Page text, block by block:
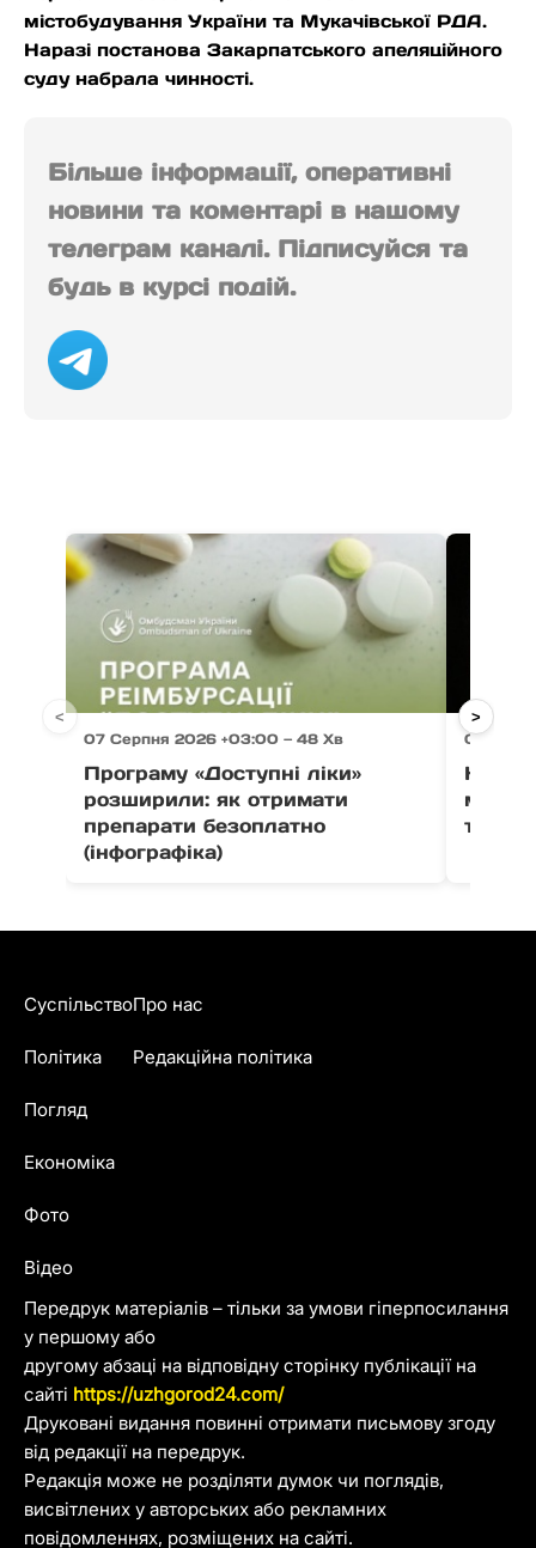
містобудування України та Мукачівської РДА.
Наразі постанова Закарпатського апеляційного
суду набрала чинності.
Більше інформації, оперативні
новини та коментарі в нашому
телеграм каналі. Підписуйся та
будь в курсі подій.
07 Серпня 2026 +03:00 — 48 Хв
Програму «Доступні ліки»
розширили: як отримати
препарати безоплатно
(інфографіка)
07
На
< >
Передрук матеріалів – тільки за умови гіперпосилання
у першому або
другому абзаці на відповідну сторінку публікації на
сайті https://uzhgorod24.com/
Друковані видання повинні отримати письмову згоду
від редакції на передрук.
Редакція може не розділяти думок чи поглядів,
висвітлених у авторських або рекламних
повідомленнях, розміщених на сайті.
Суспільство
Політика
Погляд
Економіка
Фото
Відео
Про нас
Редакційна політика